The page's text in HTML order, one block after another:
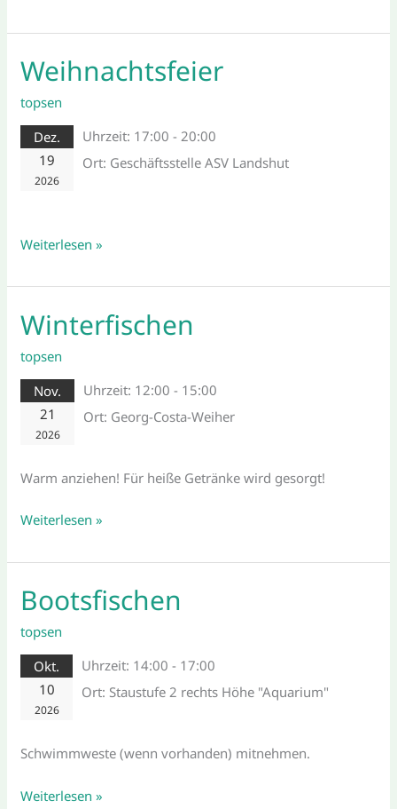
Weihnachtsfeier
topsen
Dez.
19
2026
Uhrzeit: 17:00 - 20:00
Ort: Geschäftsstelle ASV Landshut
Weihnachtsfeier
Weiterlesen »
Winterfischen
topsen
Nov.
21
2026
Uhrzeit: 12:00 - 15:00
Ort: Georg-Costa-Weiher
Warm anziehen! Für heiße Getränke wird gesorgt!
Winterfischen
Weiterlesen »
Bootsfischen
topsen
Okt.
10
2026
Uhrzeit: 14:00 - 17:00
Ort: Staustufe 2 rechts Höhe "Aquarium"
Schwimmweste (wenn vorhanden) mitnehmen.
Bootsfischen
Weiterlesen »